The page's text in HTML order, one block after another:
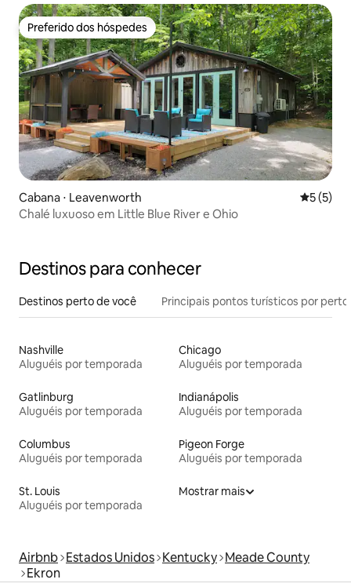
Preferido dos hóspedes
Preferido dos hóspedes
Cabana ⋅ Leavenworth 5 de
5 (5)
Chalé luxuoso em Little Blue River e Ohio
Destinos para conhecer
Destinos perto de você Principais pontos turísticos por perto
Nashville
Aluguéis por temporada
Chicago
Aluguéis por temporada
Gatlinburg
Aluguéis por temporada
Indianápolis
Aluguéis por temporada
Columbus
Aluguéis por temporada
Pigeon Forge
Aluguéis por temporada
St. Louis
Aluguéis por temporada
Mostrar mais
Airbnb Estados Unidos Kentucky Meade County
Ekron